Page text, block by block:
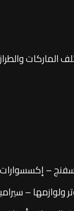
إسفنج –
ولوازمها –